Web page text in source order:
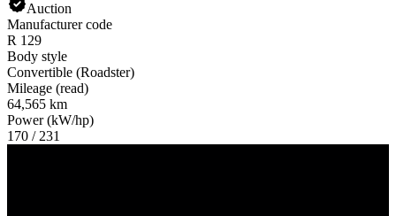
Auction
Manufacturer code
R 129
Body style
Convertible (Roadster)
Mileage (read)
64,565 km
Power (kW/hp)
170 / 231